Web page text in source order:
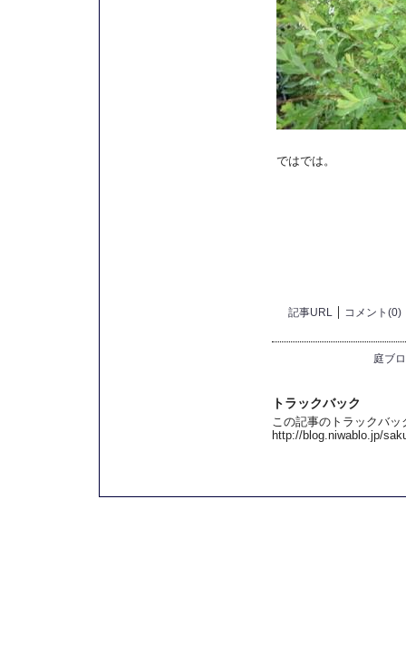
ではでは。
記事URL コメント(0)
庭ブ
トラックバック
この記事のトラックバッ
http://blog.niwablo.jp/